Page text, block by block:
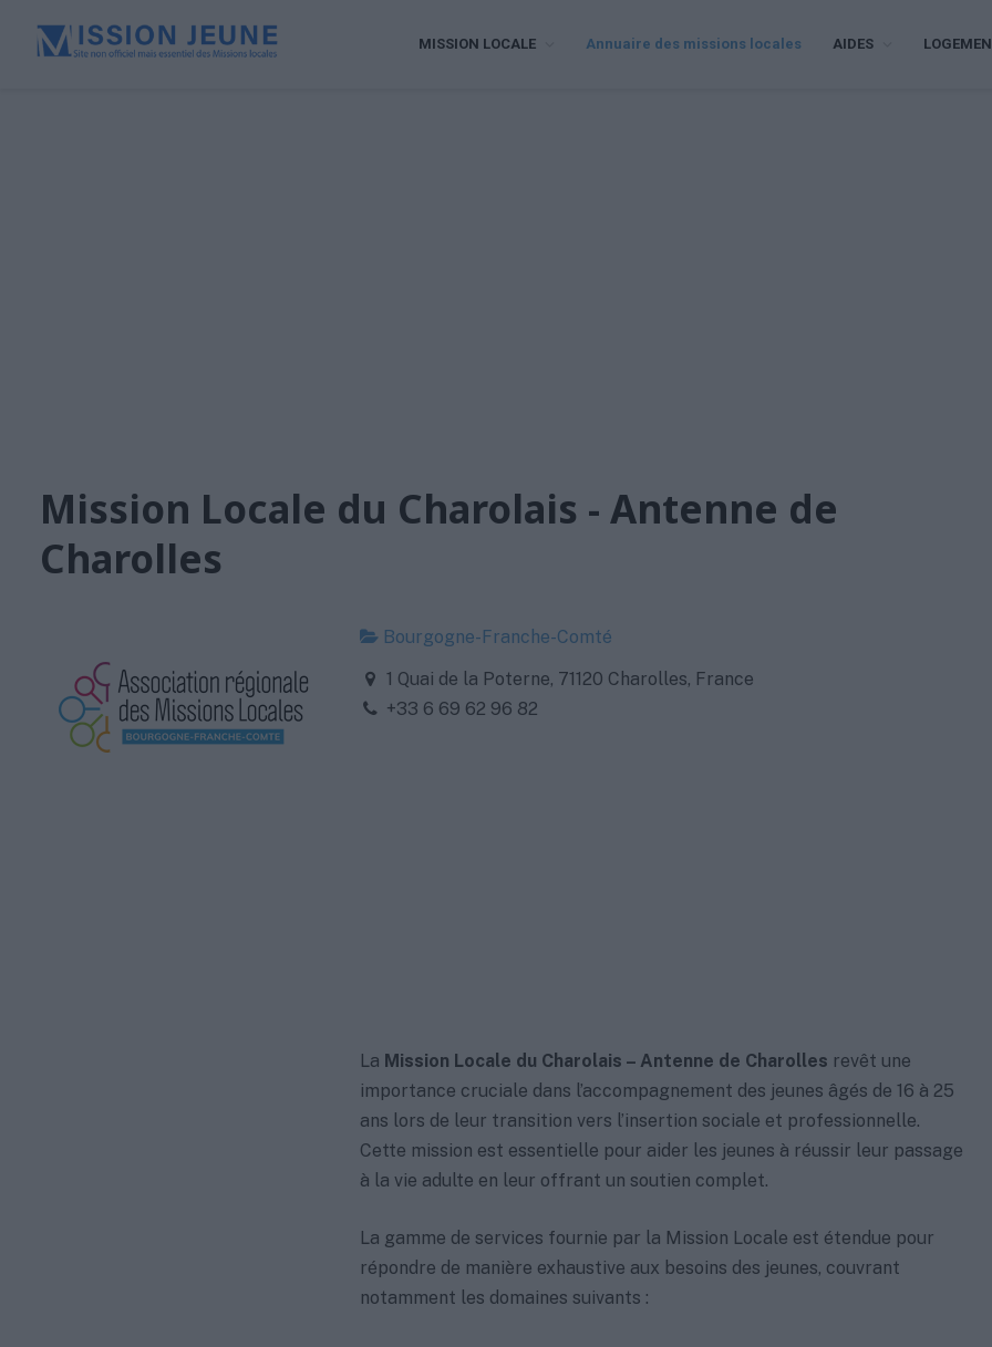
MISSION LOCALE Annuaire des missions locales AIDES
Mission Locale du Charolais - Antenne de
Charolles
Bourgogne-Franche-Comté
1 Quai de la Poterne, 71120 Charolles, France
+33 6 69 62 96 82
La Mission Locale du Charolais – Antenne de Charolles revêt une
importance cruciale dans l’accompagnement des jeunes âgés de 16 à 25
ans lors de leur transition vers l’insertion sociale et professionnelle.
Cette mission est essentielle pour aider les jeunes à réussir leur passage
à la vie adulte en leur offrant un soutien complet.
La gamme de services fournie par la Mission Locale est étendue pour
répondre de manière exhaustive aux besoins des jeunes, couvrant
notamment les domaines suivants :